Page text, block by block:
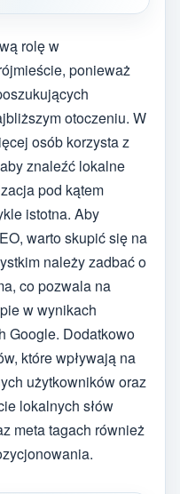
rolę w
ponieważ
otoczeniu. W
osób korzysta z
znaleźć lokalne
pod kątem
istotna. Aby
warto skupić się na
należy zadbać o
co pozwala na
w wynikach
Google. Dodatkowo
które wpływają na
użytkowników oraz
lokalnych słów
meta tagach również